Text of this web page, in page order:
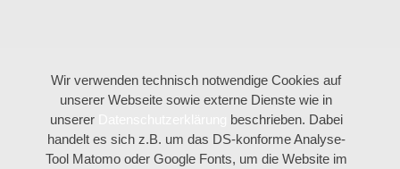
Wir verwenden technisch notwendige Cookies auf
unserer Webseite sowie externe Dienste wie in
unserer
beschrieben. Dabei
handelt es sich z.B. um das DS-konforme Analyse-
Tool Matomo oder Google Fonts, um die Website im